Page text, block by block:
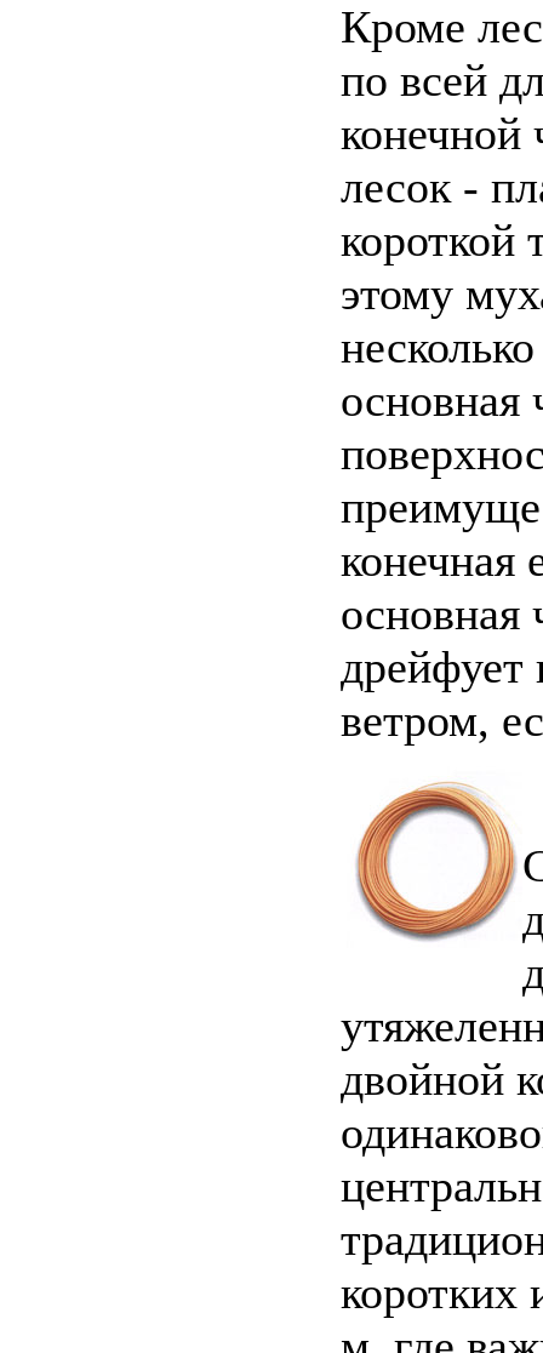
Кроме
по всей
конечной
лесок -
короткой
этому
основная
конечная
основная
дрейфует
ветром,
двойной
коротких